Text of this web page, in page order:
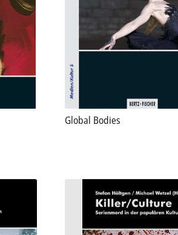
der
Produktseite
gewählt
werden
Global Bodies